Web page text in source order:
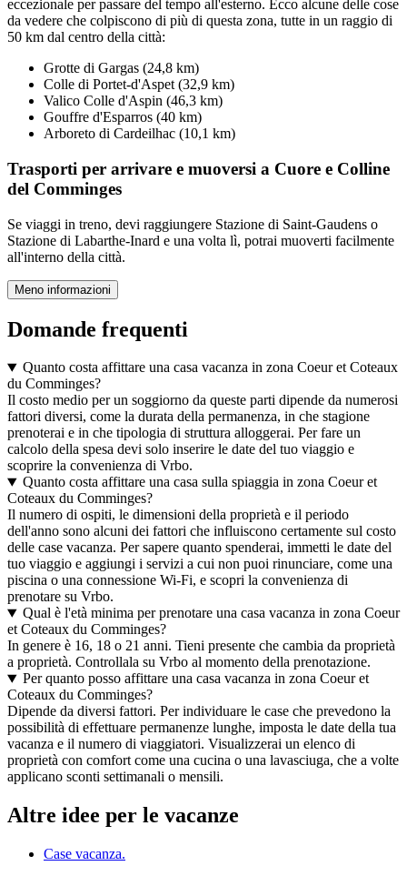
eccezionale per passare del tempo all'esterno. Ecco alcune delle cose
da vedere che colpiscono di più di questa zona, tutte in un raggio di
50 km dal centro della città:
Grotte di Gargas (24,8 km)
Colle di Portet-d'Aspet (32,9 km)
Valico Colle d'Aspin (46,3 km)
Gouffre d'Esparros (40 km)
Arboreto di Cardeilhac (10,1 km)
Trasporti per arrivare e muoversi a Cuore e Colline
del Comminges
Se viaggi in treno, devi raggiungere Stazione di Saint-Gaudens o
Stazione di Labarthe-Inard e una volta lì, potrai muoverti facilmente
all'interno della città.
Meno informazioni
Domande frequenti
Quanto costa affittare una casa vacanza in zona Coeur et Coteaux
du Comminges?
Il costo medio per un soggiorno da queste parti dipende da numerosi
fattori diversi, come la durata della permanenza, in che stagione
prenoterai e in che tipologia di struttura alloggerai. Per fare un
calcolo della spesa devi solo inserire le date del tuo viaggio e
scoprire la convenienza di Vrbo.
Quanto costa affittare una casa sulla spiaggia in zona Coeur et
Coteaux du Comminges?
Il numero di ospiti, le dimensioni della proprietà e il periodo
dell'anno sono alcuni dei fattori che influiscono certamente sul costo
delle case vacanza. Per sapere quanto spenderai, immetti le date del
tuo viaggio e aggiungi i servizi a cui non puoi rinunciare, come una
piscina o una connessione Wi-Fi, e scopri la convenienza di
prenotare su Vrbo.
Qual è l'età minima per prenotare una casa vacanza in zona Coeur
et Coteaux du Comminges?
In genere è 16, 18 o 21 anni. Tieni presente che cambia da proprietà
a proprietà. Controllala su Vrbo al momento della prenotazione.
Per quanto posso affittare una casa vacanza in zona Coeur et
Coteaux du Comminges?
Dipende da diversi fattori. Per individuare le case che prevedono la
possibilità di effettuare permanenze lunghe, imposta le date della tua
vacanza e il numero di viaggiatori. Visualizzerai un elenco di
proprietà con comfort come una cucina o una lavasciuga, che a volte
applicano sconti settimanali o mensili.
Altre idee per le vacanze
Case vacanza.